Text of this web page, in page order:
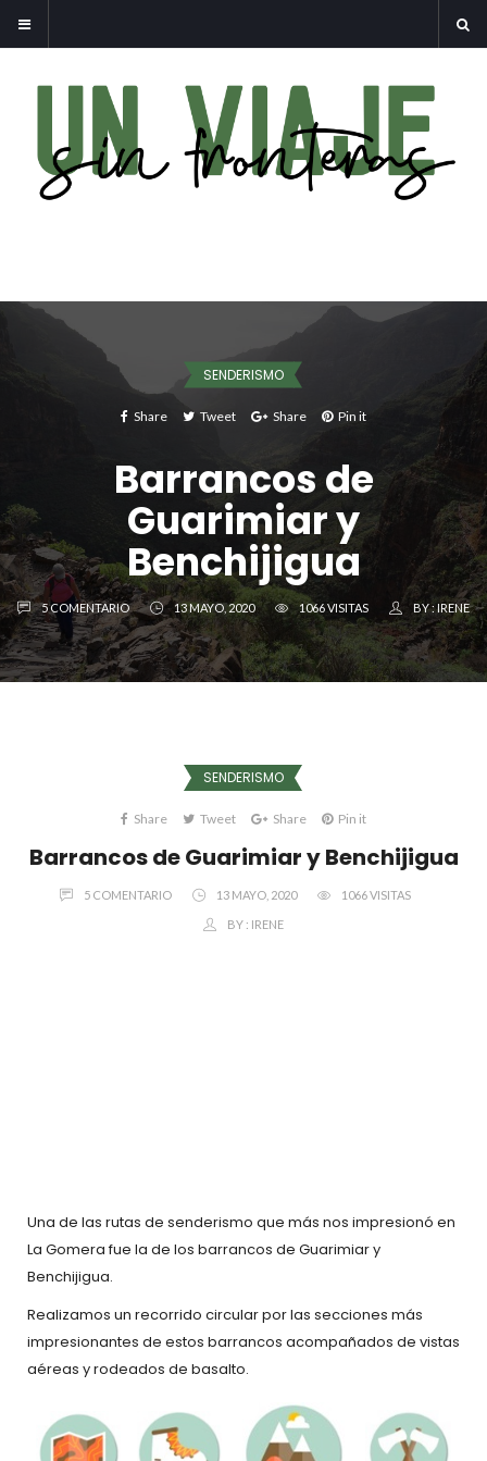
SENDERISMO
Share Tweet Share Pin it
Barrancos de
Guarimiar y
Benchijigua
5 COMENTARIO 13 MAYO, 2020 1066 VISITAS BY : IRENE
SENDERISMO
Share Tweet Share Pin it
Barrancos de Guarimiar y Benchijigua
5 COMENTARIO 13 MAYO, 2020 1066 VISITAS
BY : IRENE
Una de las rutas de senderismo que más nos impresionó en
La Gomera fue la de los barrancos de Guarimiar y
Benchijigua.
Realizamos un recorrido circular por las secciones más
impresionantes de estos barrancos acompañados de vistas
aéreas y rodeados de basalto.